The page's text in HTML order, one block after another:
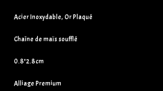
Acier Inoxydable, Or Plaqué
Chaîne de maïs soufflé
0.8*2.8cm
Alliage Premium